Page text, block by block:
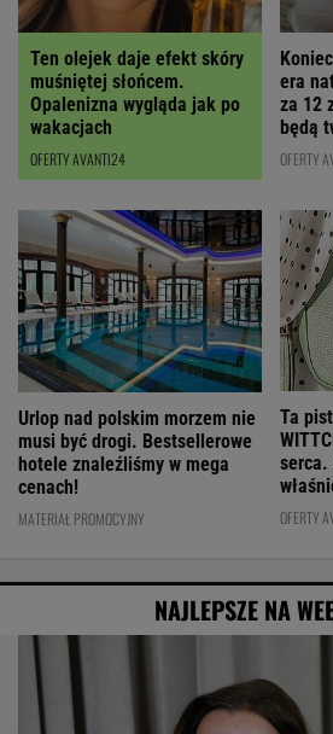
Ten olejek daje efekt skóry
muśniętej słońcem.
Opalenizna wygląda jak po
wakacjach
OFERTY AVANTI24
era
za 12
będą
OFERTY
Urlop nad polskim morzem nie
musi być drogi. Bestsellerowe
hotele znaleźliśmy w mega
cenach!
MATERIAŁ PROMOCYJNY
Ta
serca. Skórzana perełka
OFERTY
NAJLEPSZE NA